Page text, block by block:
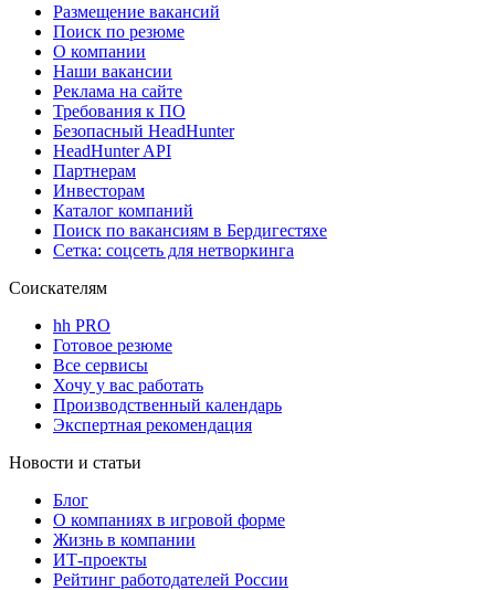
Размещение вакансий
Поиск по резюме
О компании
Наши вакансии
Реклама на сайте
Требования к ПО
Безопасный HeadHunter
HeadHunter API
Партнерам
Инвесторам
Каталог компаний
Поиск по вакансиям в Бердигестяхе
Сетка: соцсеть для нетворкинга
Соискателям
hh PRO
Готовое резюме
Все сервисы
Хочу у вас работать
Производственный календарь
Экспертная рекомендация
Новости и статьи
Блог
О компаниях в игровой форме
Жизнь в компании
ИТ-проекты
Рейтинг работодателей России